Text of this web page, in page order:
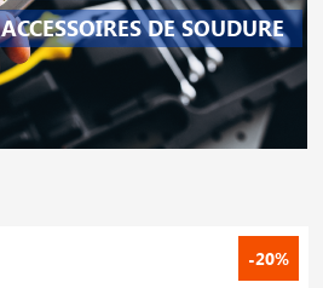
ACCESSOIRES DE SOUDURE
-20%